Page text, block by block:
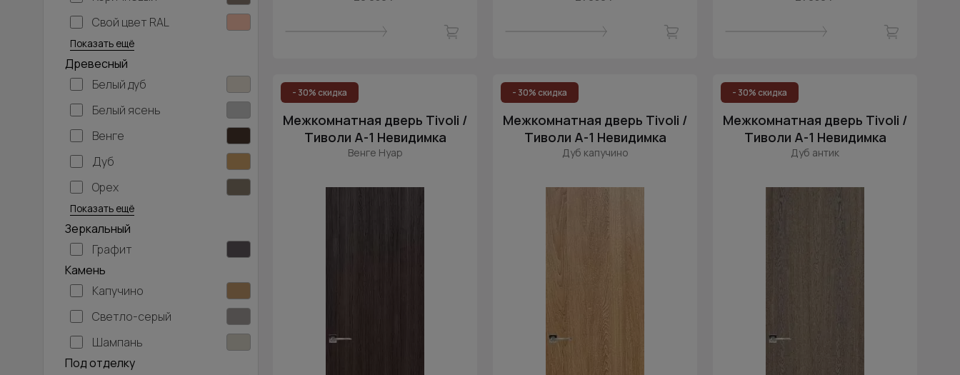
Свой цвет RAL
Серебристый
Серый
Темно-серый
Хаки
Черный
Показать ещё
Древесный
Белый дуб
Белый ясень
Венге
Дуб
Орех
Серый дуб
Показать ещё
Зеркальный
Графит
Камень
Капучино
Светло-серый
Шампань
Под отделку
- 30% скидка
Межкомнатная дверь Tivoli /
Тиволи А-1 Невидимка
Венге Нуар
- 30% скидка
Межкомнатная дверь Tivoli /
Тиволи А-1 Невидимка
Дуб капучино
- 30% скидка
Межкомнатная дверь Tivoli /
Тиволи А-1 Невидимка
Дуб антик